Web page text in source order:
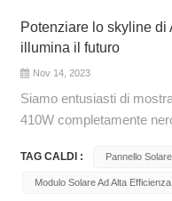
Potenziare lo skyline
illumina il futuro
Nov 14, 2023
Siamo entusiasti di
410W completamente
182 mm all'avanguardia,
temperatoInnovazione:
TAG CALDI : Pannello
Modulo Solare Ad Alta Efficienza